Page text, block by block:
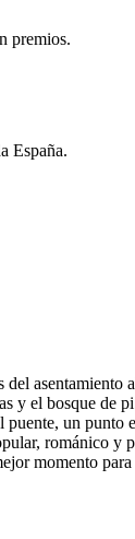
premios.
España.
asentamiento
y el bosque de
un punto
románico y
momento